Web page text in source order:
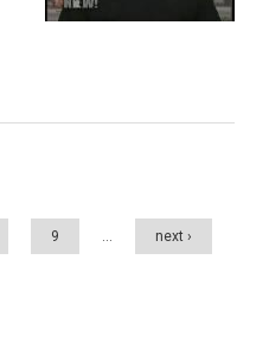
9 … next ›